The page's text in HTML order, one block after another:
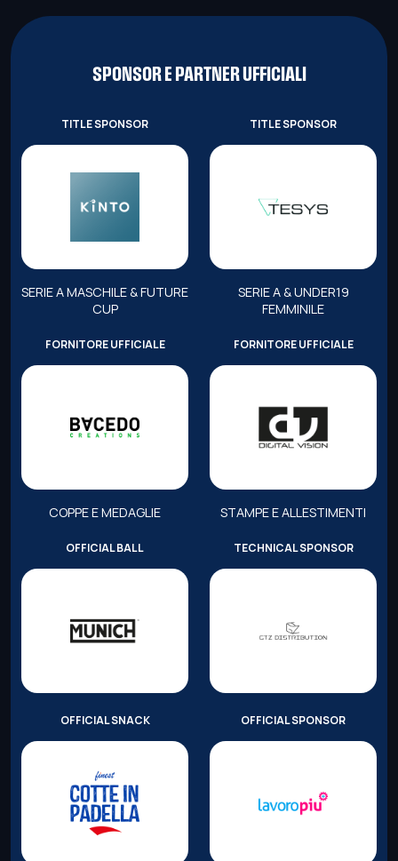
SPONSOR E PARTNER UFFICIALI
TITLE SPONSOR
SERIE A MASCHILE & FUTURE
CUP
TITLE SPONSOR
SERIE A & UNDER19
FEMMINILE
FORNITORE UFFICIALE
COPPE E MEDAGLIE
FORNITORE UFFICIALE
STAMPE E ALLESTIMENTI
OFFICIAL BALL TECHNICAL SPONSOR
OFFICIAL SNACK OFFICIAL SPONSOR